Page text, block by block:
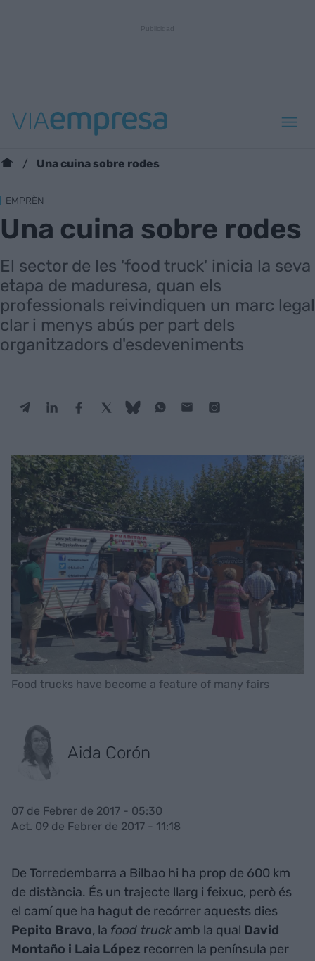
Una cuina sobre rodes
EMPRÈN
Una cuina sobre rodes
El sector de les 'food truck' inicia la seva
etapa de maduresa, quan els
professionals reivindiquen un marc legal
clar i menys abús per part dels
organitzadors d'esdeveniments
Food trucks have become a feature of many fairs
Aida Corón
07 de Febrer de 2017 - 05:30
Act. 09 de Febrer de 2017 - 11:18
De Torredembarra a Bilbao hi ha prop de 600 km
de distància. És un trajecte llarg i feixuc, però és
el camí que ha hagut de recórrer aquests dies
Pepito Bravo, la food truck amb la qual David
Montaño i Laia López recorren la península per